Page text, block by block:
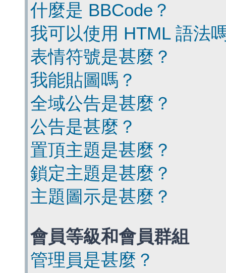
什麼是 BBCode？
我可以使用 HTML 語法
表情符號是甚麼？
我能貼圖嗎？
全域公告是甚麼？
公告是甚麼？
置頂主題是甚麼？
鎖定主題是甚麼？
主題圖示是甚麼？
會員等級和會員群組
管理員是甚麼？